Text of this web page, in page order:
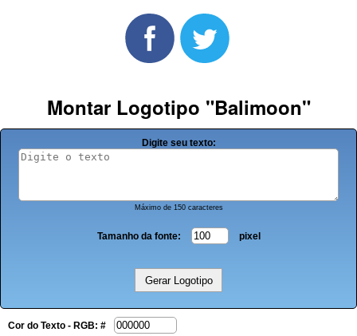
Montar Logotipo "Balimoon"
Digite seu texto:
Máximo de 150 caracteres
Tamanho da fonte: pixel
Cor do Texto - RGB: #